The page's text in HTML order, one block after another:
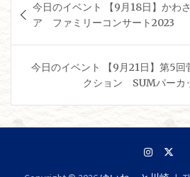
稿
ナ
ー
シ
今日のイベント 【9月18日】かわ
ア ファミリーコンサート2023
今日のイベント 【9月21日】第5回
クション SUMパーカ